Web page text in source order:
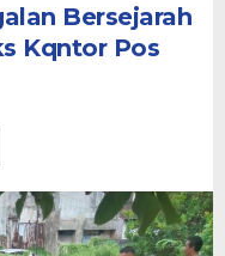
Bersejarah
Kqntor Pos